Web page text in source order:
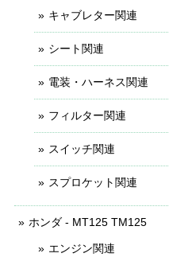
キャブレター関連
シート関連
電装・ハーネス関連
フィルター関連
スイッチ関連
スプロケット関連
ホンダ - MT125 TM125
エンジン関連